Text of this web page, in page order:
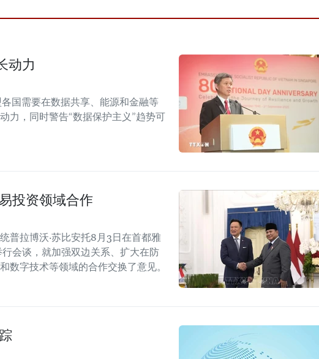
动力
国需要在数据共享、能源和金融等
力，同时警告“数据保护主义”趋势可
投资领域合作
普拉博沃·苏比安托8月3日在首都雅
会谈，就加强双边关系、扩大在防
数字技术等领域的合作交换了意见。